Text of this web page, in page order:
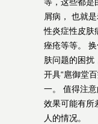
等，这些都是
屑病， 也就
性炎症性皮肤
痤疮等等。
肤问题的困扰
开具“扈御堂
一。 值得注
效果可能有所
人的情况。